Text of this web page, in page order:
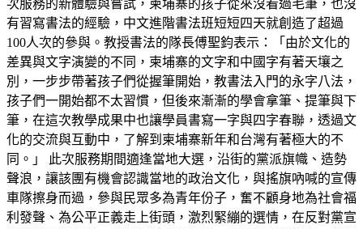
次服務的新體驗與嘗試，柬埔寨的孩子從來沒看過毛筆，也沒
有習寫書法的經驗，中文進階書法班短短四天就創造了超過
100人次的參與。教授書法的隊長傅聖鈞表示：「由於文化的
差異與文字演變的不同，柬埔寨的文字和中國字有著天壤之
別，一步步帶著孩子們從握筆開始，教書法入門的永字八法，
孩子們一開始都不太習慣，但後來漸漸的學會拿筆、提筆與下
筆，在這次教學成果中也讓學員書寫一字與四字春聯，透過文
化的交流與互動中，了解到柬埔寨新年和台灣有著極大的不
同。」 此次服務期間適逢當地大選，沿街的黨派旗幟、造勢
聲浪，讓該團有機會認識當地的政治文化，與搖旗吶喊的宣傳
車隊擦身而過，參與民眾多為青年份子，奮不顧身地為社會福
利發聲、為公平正義走上街頭，激烈緊繃的選情，在反對黨宣